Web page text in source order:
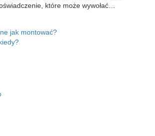
które może wywołać…
jak montować?